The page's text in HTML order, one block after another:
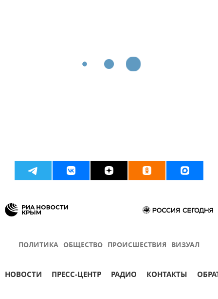
ПОЛИТИКА ОБЩЕСТВО ПРОИСШЕСТВИЯ ВИЗУАЛ
НОВОСТИ ПРЕСС-ЦЕНТР РАДИО КОНТАКТЫ